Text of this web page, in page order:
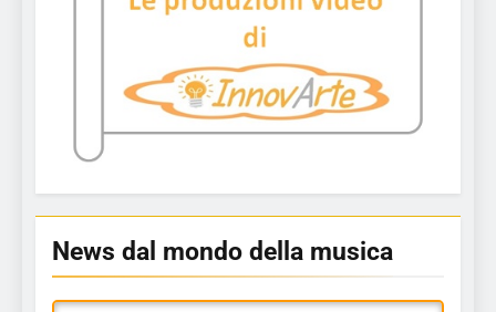
News dal mondo della musica